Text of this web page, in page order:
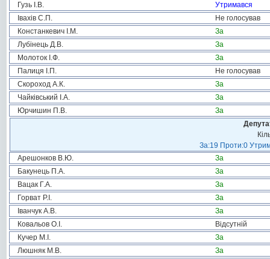
Гузь І.В.
Утримався
Івахів С.П.
Не голосував
Констанкевич І.М.
За
Лубінець Д.В.
За
Молоток І.Ф.
За
Палиця І.П.
Не голосував
Скороход А.К.
За
Чайківський І.А.
За
Юрчишин П.В.
За
За:19 Проти:0
Арешонков В.Ю.
За
Бакунець П.А.
За
Вацак Г.А.
За
Горват Р.І.
За
Іванчук А.В.
За
Ковальов О.І.
Відсутній
Кучер М.І.
За
Люшняк М.В.
За